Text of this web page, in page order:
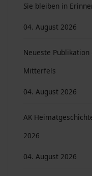
Sie bleiben in
04. August 2026
Neueste
Mitterfels
04. August 2026
AK
2026
04. August 2026